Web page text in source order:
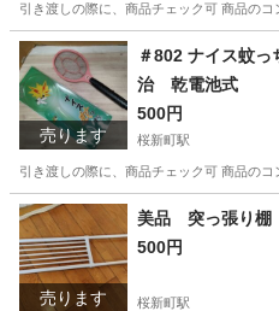
引き渡しの際に、商品チェック可 商品の
東京 世田谷区 桜新町駅 その他
売ります
＃802 ナイス蚊
治 乾電池式
500円
桜新町駅
引き渡しの際に、商品チェック可 商品の
東京 世田谷区 桜新町駅 その他
売ります
美品 突っ張り
500円
桜新町駅